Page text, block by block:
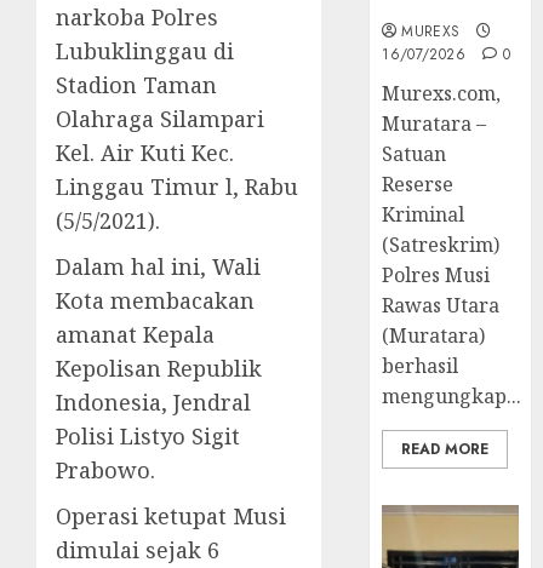
narkoba Polres
Lubuklinggau di
Stadion Taman
Olahraga Silampari
Kel. Air Kuti Kec.
Linggau Timur l, Rabu
(5/5/2021).
Dalam hal ini, Wali
Kota membacakan
amanat Kepala
Kepolisan Republik
Indonesia, Jendral
Polisi Listyo Sigit
Prabowo.
Operasi ketupat Musi
dimulai sejak 6
MUREXS
16/07/2026
0
Murexs.com,
Muratara –
Satuan
Reserse
Kriminal
(Satreskrim)
Polres Musi
Rawas Utara
(Muratara)
berhasil
mengungkap...
READ MORE